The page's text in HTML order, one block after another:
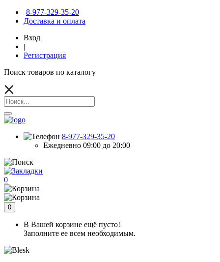
8-977-329-35-20
Доставка и оплата
Вход
|
Регистрация
Поиск товаров по каталогу
8-977-329-35-20
Ежедневно 09:00 до 20:00
0
0
В Вашей корзине ещё пусто!
Заполните ее всем необходимым.